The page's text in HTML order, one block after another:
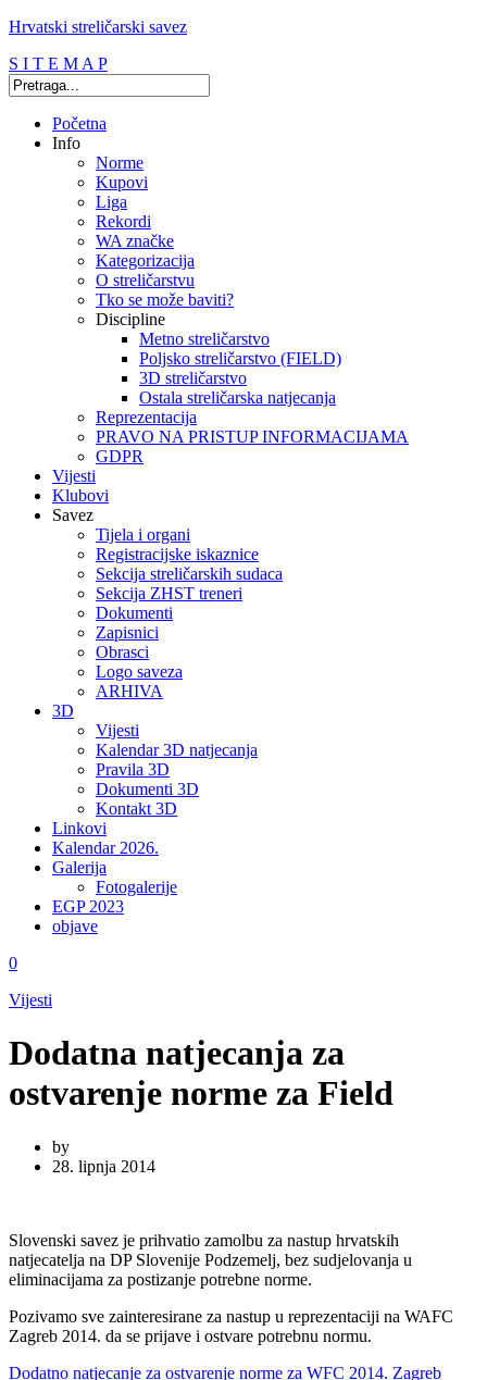
Hrvatski streličarski savez
S I T E M A P
Početna
Info
Norme
Kupovi
Liga
Rekordi
WA značke
Kategorizacija
O streličarstvu
Tko se može baviti?
Discipline
Metno streličarstvo
Poljsko streličarstvo (FIELD)
3D streličarstvo
Ostala streličarska natjecanja
Reprezentacija
PRAVO NA PRISTUP INFORMACIJAMA
GDPR
Vijesti
Klubovi
Savez
Tijela i organi
Registracijske iskaznice
Sekcija streličarskih sudaca
Sekcija ZHST treneri
Dokumenti
Zapisnici
Obrasci
Logo saveza
ARHIVA
3D
Vijesti
Kalendar 3D natjecanja
Pravila 3D
Dokumenti 3D
Kontakt 3D
Linkovi
Kalendar 2026.
Galerija
Fotogalerije
EGP 2023
objave
0
Vijesti
Dodatna natjecanja za
ostvarenje norme za Field
by
28. lipnja 2014
Slovenski savez je prihvatio zamolbu za nastup hrvatskih
natjecatelja na DP Slovenije Podzemelj, bez sudjelovanja u
eliminacijama za postizanje potrebne norme.
Pozivamo sve zainteresirane za nastup u reprezentaciji na WAFC
Zagreb 2014. da se prijave i ostvare potrebnu normu.
Dodatno natjecanje za ostvarenje norme za WFC 2014. Zagreb